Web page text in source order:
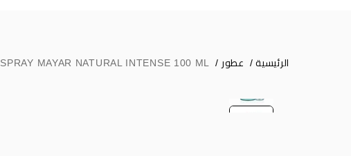
الرئيسية / عطور /
SPRAY MAYAR NATURAL INTENSE 100 ML